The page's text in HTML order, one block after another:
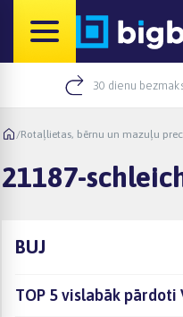
30 dienu
/Rotaļlietas, bērnu un mazuļu
21187-
BUJ
TOP 5 vislabāk pārdoti